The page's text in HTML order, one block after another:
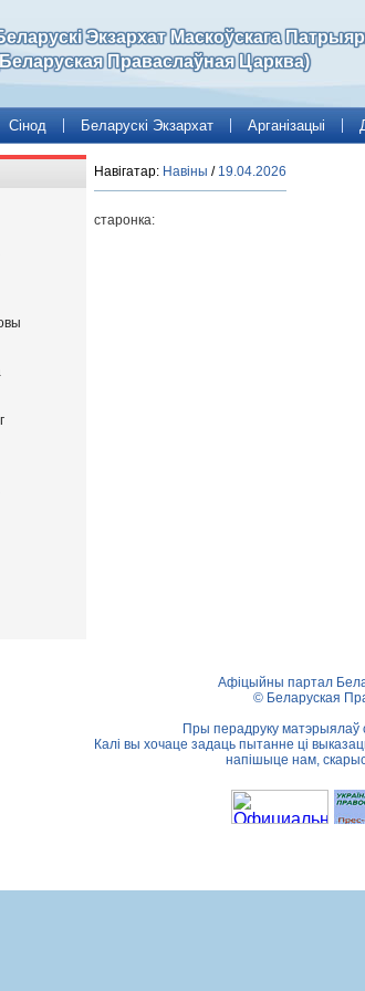
Экзархат Маскоўскага
Праваслаўная Царква)
Сінод Беларускі Экзархат Арганізацыі
Навігатар: Навіны / 19.04.2026
старонка:
Афіцыйны партал
© Беларуская
Пры перадруку матэрыялаў
Калі вы хочаце задаць пытанне ці
напішыце нам,